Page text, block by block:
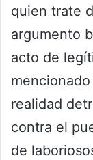
quien trate
argumento
acto de
realidad
contra el
de